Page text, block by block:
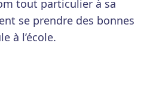
tout particulier à sa
se prendre des bonnes
à l’école.